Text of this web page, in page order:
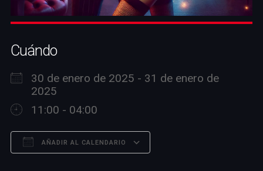
Cuándo
30 de enero de 2025 - 31 de enero de
2025
11:00 - 04:00
AÑADIR AL CALENDARIO